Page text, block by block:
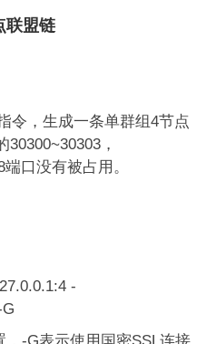
联盟链
令，生成一条单群组4节点
，
口没有被占用。
-
-G表示使用国密SSL连接